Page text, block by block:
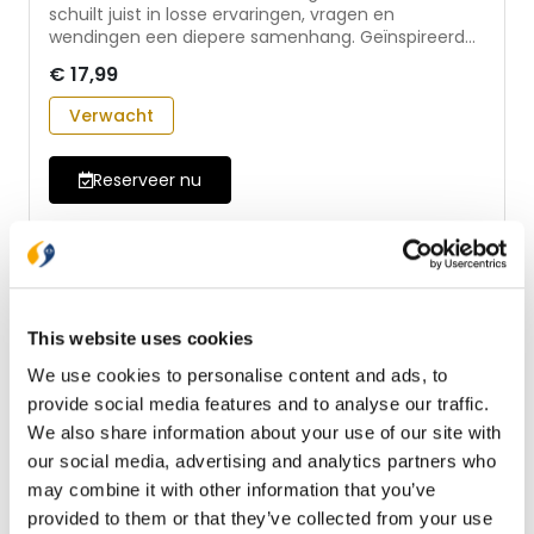
This website uses cookies
We use cookies to personalise content and ads, to
provide social media features and to analyse our traffic.
We also share information about your use of our site with
our social media, advertising and analytics partners who
may combine it with other information that you’ve
provided to them or that they’ve collected from your use
schuilt juist in losse ervaringen, vragen en
wendingen een diepere samenhang. Geïnspireerd
Anne Westerduin je uit om anders te kijken: naar
wat je meemaakt, naar jezelf en naar God. Dit boek
geeft geen pasklare antwoorden, maar helpt je
ook in wat onduidelijk of onvolmaakt blijft. - leer van
Henri Nouwen de weg van God in je leven te zien -
je eigen plek innemen, je ouders en de mensen die
jou gevormd hebben - toegankelijk voor gelovigen
én zoekers: geen theologische voorkennis nodig -
thuiskomen én zijn leven bezien door de ogen van
zijn zus en broer
€ 17,99
Verwacht
Reserveer nu